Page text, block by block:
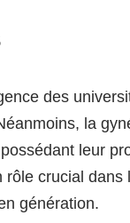
des
la
possédant leur
rôle crucial dans
génération.